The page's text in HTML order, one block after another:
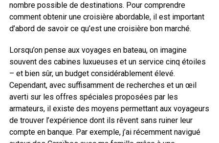
nombre possible de destinations. Pour comprendre
comment obtenir une croisière abordable, il est important
d’abord de savoir ce qu’est une croisière bon marché.
Lorsqu’on pense aux voyages en bateau, on imagine
souvent des cabines luxueuses et un service cinq étoiles
– et bien sûr, un budget considérablement élevé.
Cependant, avec suffisamment de recherches et un œil
averti sur les offres spéciales proposées par les
armateurs, il existe des moyens permettant aux voyageurs
de trouver l’expérience dont ils rêvent sans ruiner leur
compte en banque. Par exemple, j’ai récemment navigué